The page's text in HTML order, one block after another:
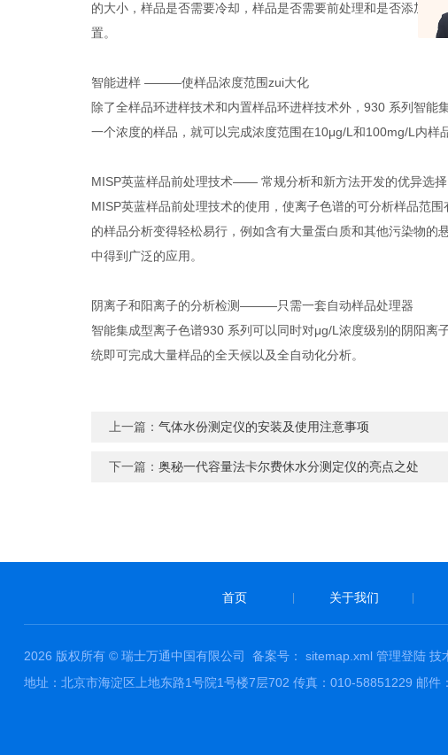
的大小，样品是否需要冷却，样品是否需要前处理和是否添加
置。
智能进样 ———使样品浓度范围zui大化
除了全样品环进样技术和内置样品环进样技术外，930 系列智
一个浓度的样品，就可以完成浓度范围在10μg/L和100mg/L内样
MISP英蓝样品前处理技术—— 常规分析和新方法开发的优异选择
MISP英蓝样品前处理技术的使用，使离子色谱的可分析样品范
的样品分析变得轻松易行，例如含有大量蛋白质和其他污染物
中得到广泛的应用。
阴离子和阳离子的分析检测———只需一套自动样品处理器
智能集成型离子色谱930 系列可以同时对μg/L浓度级别的阴阳
统即可完成大量样品的全天候以及全自动化分析。
上一篇：气体水份测定仪的安装及使用注意事项
下一篇：奥秘一代容量法卡尔费休水分测定仪的亮点之处
首页 关于我们
2026 版权所有 © 瑞士万通中国有限公司 备案号： sitemap.xml 管理登陆技
地址：北京市海淀区上地东路1号院1号楼7层702 传真：010-58851229 邮